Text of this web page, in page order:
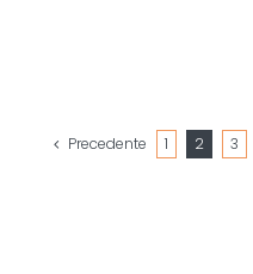
Precedente 1 2 3